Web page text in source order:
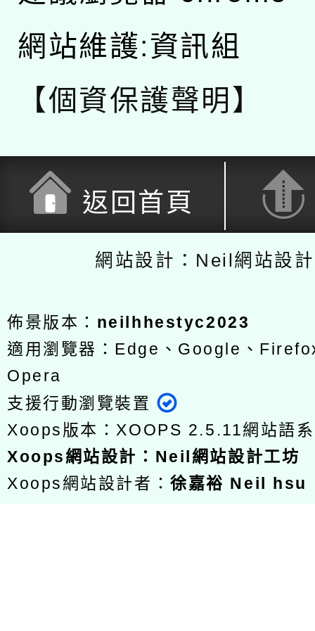
網站維護:資訊組
【個資保護聲明】
返回首頁
網站設計：Neil網站設
佈景版本： neilhhestyc2023
適用瀏覽器：Edge、Google、
Opera
支援行動瀏覽裝置
Xoops版本： XOOPS 2.5.11網站語
Xoops網站設計 ： Neil網站設計工坊
Xoops網站設計者：徐嘉裕 Neil hsu